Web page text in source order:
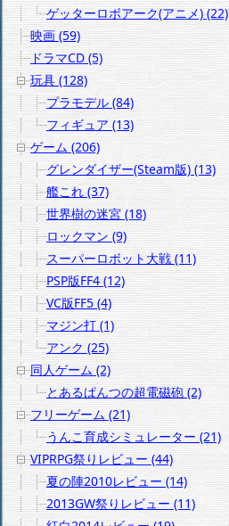
ゲッターロボアーク(アニメ) (22)
映画 (59)
ドラマCD (5)
玩具 (128)
プラモデル (84)
フィギュア (13)
ゲーム (206)
グレンダイザー(Steam版) (13)
艦これ (37)
世界樹の迷宮 (18)
ロックマン (9)
スーパーロボット大戦 (11)
PSP版FF4 (12)
VC版FF5 (4)
マジン打 (1)
アンク (25)
同人ゲーム (2)
とあるぱんつの超電磁砲 (2)
フリーゲーム (21)
うんこ育成シミュレーター (21)
VIPRPG祭りレビュー (44)
夏の陣2010レビュー (14)
2013GW祭りレビュー (11)